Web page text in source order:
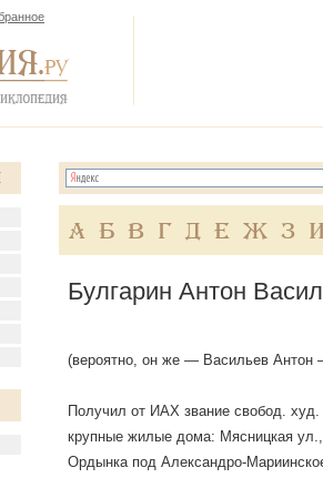
А Б В Г Д Е Ж З И
Булгарин Антон
(вероятно, он же — Васильев Антон
Получил от ИАХ звание свобод.
крупные жилые дома: Мясницкая
Ордынка под Александро-